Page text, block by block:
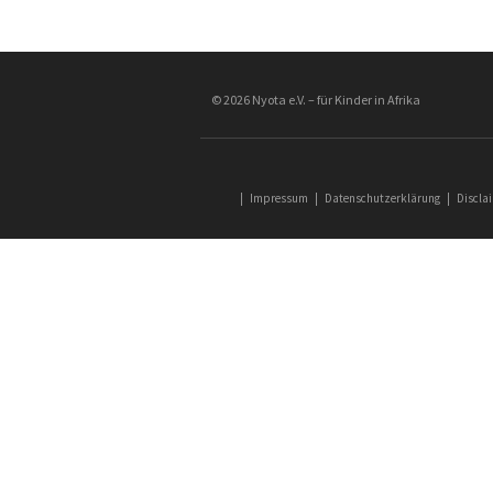
© 2026 Nyota e.V. – für Kinder in Afrika
Impressum Datenschutzerklärung